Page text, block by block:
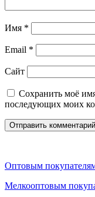
Имя *
Email *
Сайт
Сохранить моё
последующих моих
Оптовым
Мелкооптовым